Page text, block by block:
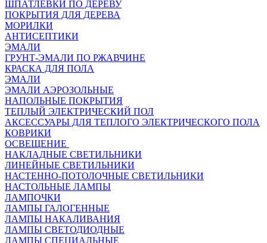
ШПАТЛЕВКИ ПО ДЕРЕВУ
ПОКРЫТИЯ ДЛЯ ДЕРЕВА
МОРИЛКИ
АНТИСЕПТИКИ
ЭМАЛИ
ГРУНТ-ЭМАЛИ ПО РЖАВЧИНЕ
КРАСКА ДЛЯ ПОЛА
ЭМАЛИ
ЭМАЛИ АЭРОЗОЛЬНЫЕ
НАПОЛЬНЫЕ ПОКРЫТИЯ
ТЕПЛЫЙ ЭЛЕКТРИЧЕСКИЙ ПОЛ
АКСЕССУАРЫ ДЛЯ ТЕПЛОГО ЭЛЕКТРИЧЕСКОГО ПОЛА
КОВРИКИ
ОСВЕЩЕНИЕ
НАКЛАДНЫЕ СВЕТИЛЬНИКИ
ЛИНЕЙНЫЕ СВЕТИЛЬНИКИ
НАСТЕННО-ПОТОЛОЧНЫЕ СВЕТИЛЬНИКИ
НАСТОЛЬНЫЕ ЛАМПЫ
ЛАМПОЧКИ
ЛАМПЫ ГАЛОГЕННЫЕ
ЛАМПЫ НАКАЛИВАНИЯ
ЛАМПЫ СВЕТОДИОДНЫЕ
ЛАМПЫ СПЕЦИАЛЬНЫЕ